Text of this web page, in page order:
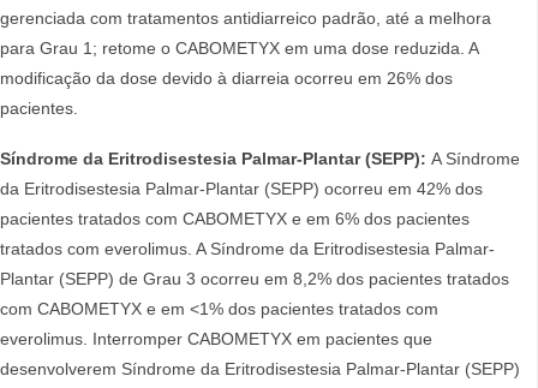
gerenciada com tratamentos antidiarreico padrão, até a melhora
para Grau 1; retome o CABOMETYX em uma dose reduzida. A
modificação da dose devido à diarreia ocorreu em 26% dos
pacientes.
Síndrome da Eritrodisestesia Palmar-Plantar (SEPP): A Síndrome
da Eritrodisestesia Palmar-Plantar (SEPP) ocorreu em 42% dos
pacientes tratados com CABOMETYX e em 6% dos pacientes
tratados com everolimus. A Síndrome da Eritrodisestesia Palmar-
Plantar (SEPP) de Grau 3 ocorreu em 8,2% dos pacientes tratados
com CABOMETYX e em <1% dos pacientes tratados com
everolimus. Interromper CABOMETYX em pacientes que
desenvolverem Síndrome da Eritrodisestesia Palmar-Plantar (SEPP)